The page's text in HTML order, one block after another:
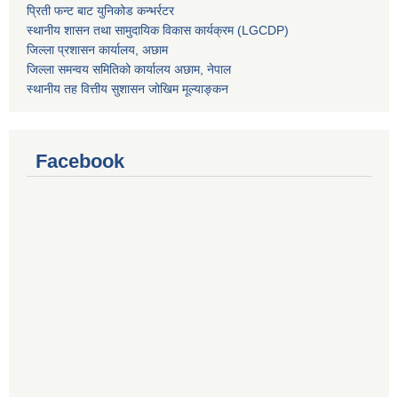
प्रिती फन्ट बाट युनिकोड कन्भर्रटर
स्थानीय शासन तथा सामुदायिक विकास कार्यक्रम (LGCDP)
जिल्ला प्रशासन कार्यालय, अछाम
जिल्ला समन्वय समितिको कार्यालय अछाम, नेपाल
स्थानीय तह वित्तीय सुशासन जोखिम मूल्याङ्कन
Facebook